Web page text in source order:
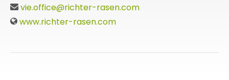
vie.office@richter-rasen.com
www.richter-rasen.com